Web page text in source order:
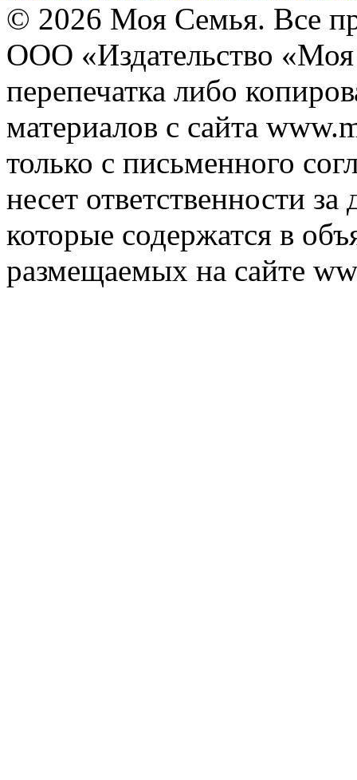
© 2026 Моя Семья. Все
ООО «Издательство
перепечатка либо
материалов с сайта
только с письменного
несет ответственности
которые содержатся в
размещаемых на сайте